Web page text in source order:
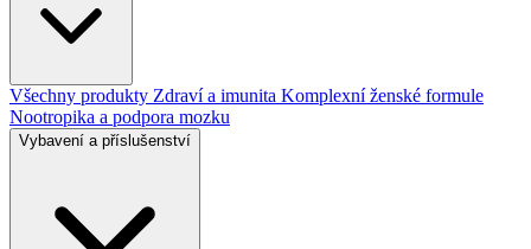
Všechny produkty Zdraví a imunita Komplexní ženské formule
Nootropika a podpora mozku
Vybavení a příslušenství